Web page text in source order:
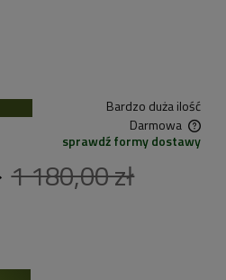
Bardzo duża ilość
Darmowa
kosztów płatności
sprawdź formy dostawy
1 180,00 zł